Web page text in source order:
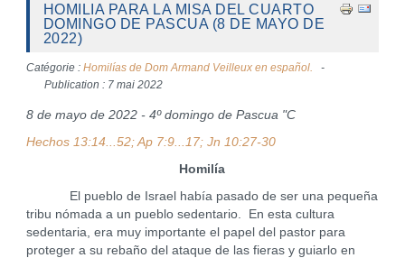
HOMILIA PARA LA MISA DEL CUARTO
DOMINGO DE PASCUA (8 DE MAYO DE
2022)
Catégorie : Homilías de Dom Armand Veilleux en español.
Publication : 7 mai 2022
8 de mayo de 2022 - 4º domingo de Pascua "C
Hechos 13:14...52; Ap 7:9...17; Jn 10:27-30
Homilía
El pueblo de Israel había pasado de ser una pequeña
tribu nómada a un pueblo sedentario. En esta cultura
sedentaria, era muy importante el papel del pastor para
proteger a su rebaño del ataque de las fieras y guiarlo en